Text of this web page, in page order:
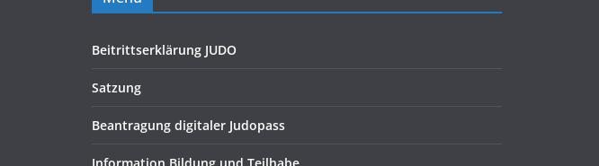
Beitrittserklärung JUDO
Satzung
Beantragung digitaler Judopass